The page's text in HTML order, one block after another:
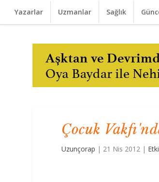
Yazarlar Uzmanlar Sağlık
Çocuk
Uzunçorap | 21 Nis 2012 |